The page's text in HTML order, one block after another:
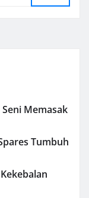
Memasak
Tumbuh